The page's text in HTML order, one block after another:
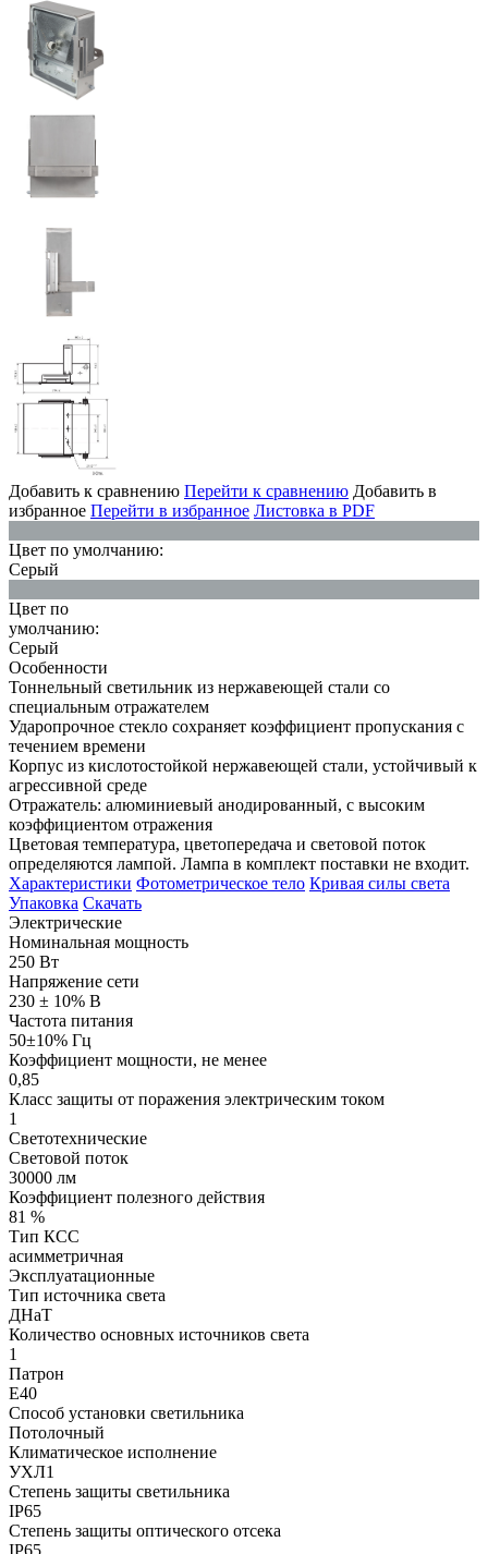
Добавить к сравнению Перейти к сравнению Добавить в
избранное Перейти в избранное Листовка в PDF
Цвет по умолчанию:
Серый
Цвет по
умолчанию:
Серый
Особенности
Тоннельный светильник из нержавеющей стали со
специальным отражателем
Ударопрочное стекло сохраняет коэффициент пропускания с
течением времени
Корпус из кислотостойкой нержавеющей стали, устойчивый к
агрессивной среде
Отражатель: алюминиевый анодированный, с высоким
коэффициентом отражения
Цветовая температура, цветопередача и световой поток
определяются лампой. Лампа в комплект поставки не входит.
Характеристики Фотометрическое тело Кривая силы света
Упаковка Скачать
Электрические
Номинальная мощность
250 Вт
Напряжение сети
230 ± 10% В
Частота питания
50±10% Гц
Коэффициент мощности, не менее
0,85
Класс защиты от поражения электрическим током
1
Светотехнические
Световой поток
30000 лм
Коэффициент полезного действия
81 %
Тип КСС
асимметричная
Эксплуатационные
Тип источника света
ДНаТ
Количество основных источников света
1
Патрон
Е40
Способ установки светильника
Потолочный
Климатическое исполнение
УХЛ1
Степень защиты светильника
IP65
Степень защиты оптического отсека
IP65